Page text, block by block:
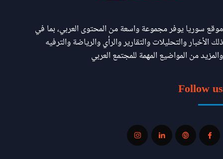
موقع سوريا يوفر مجموعة واسعة من المحتوى العربي، بما في
ذلك الأخبار والتحليلات والتقارير والرأي والرياضة والترفيه
والمزيد من المواضيع المهمة للمجتمع العربي
Follow us